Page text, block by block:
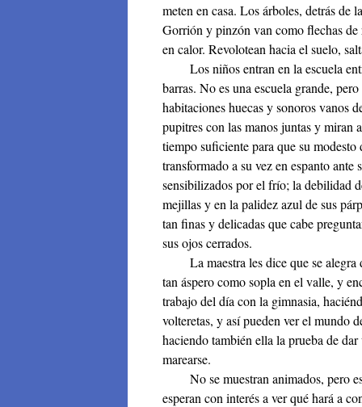
meten en casa. Los árboles, detrás de
Gorrión y pinzón van como flechas de
en calor. Revolotean hacia el suelo,
Los niños entran en la escuela
barras. No es una escuela grande,
habitaciones huecas y sonoros vanos
pupitres con las manos juntas y miran
tiempo suficiente para que su modesto
transformado a su vez en espanto
sensibilizados por el frío; la debilidad
mejillas y en la palidez azul de sus
tan finas y delicadas que cabe
sus ojos cerrados.
La maestra les dice que se alegra
tan áspero como sopla en el valle, y
trabajo del día con la gimnasia,
volteretas, y así pueden ver el mundo
haciendo también ella la prueba de
marearse.
No se muestran animados, pero
esperan con interés a ver qué hará a